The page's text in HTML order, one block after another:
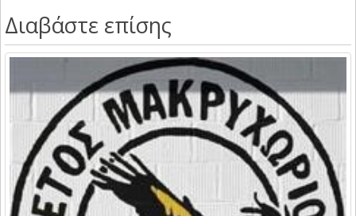
Διαβάστε επίσης